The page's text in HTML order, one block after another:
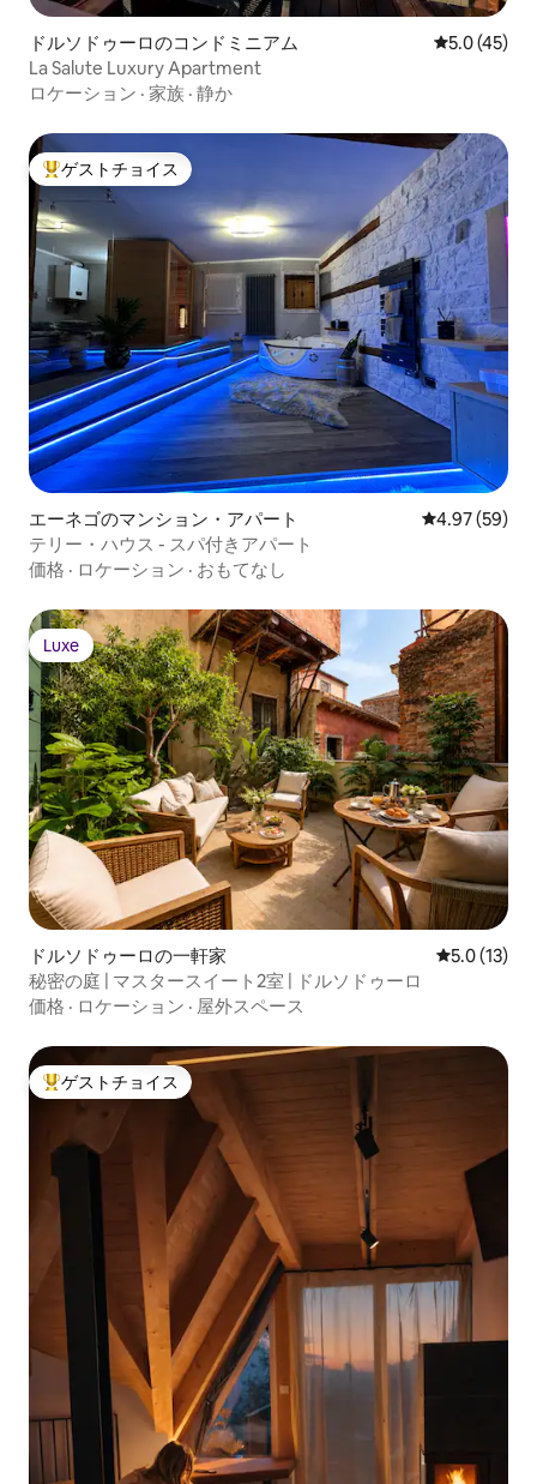
ドルソドゥーロのコンドミニアム レビュー45
5.0 (45)
La Salute Luxury Apartment
ロケーション · 家族 · 静か
大好評のゲストチョイスです。
ゲストチョイス
エーネゴのマンション・アパート レビュー59
4.97 (59)
テリー・ハウス - スパ付きアパート
価格 · ロケーション · おもてなし
Luxe
Luxe
ドルソドゥーロの一軒家 レビュー13
5.0 (13)
秘密の庭 | マスタースイート2室 | ドルソドゥーロ
価格 · ロケーション · 屋外スペース
大好評のゲストチョイスです。
ゲストチョイス